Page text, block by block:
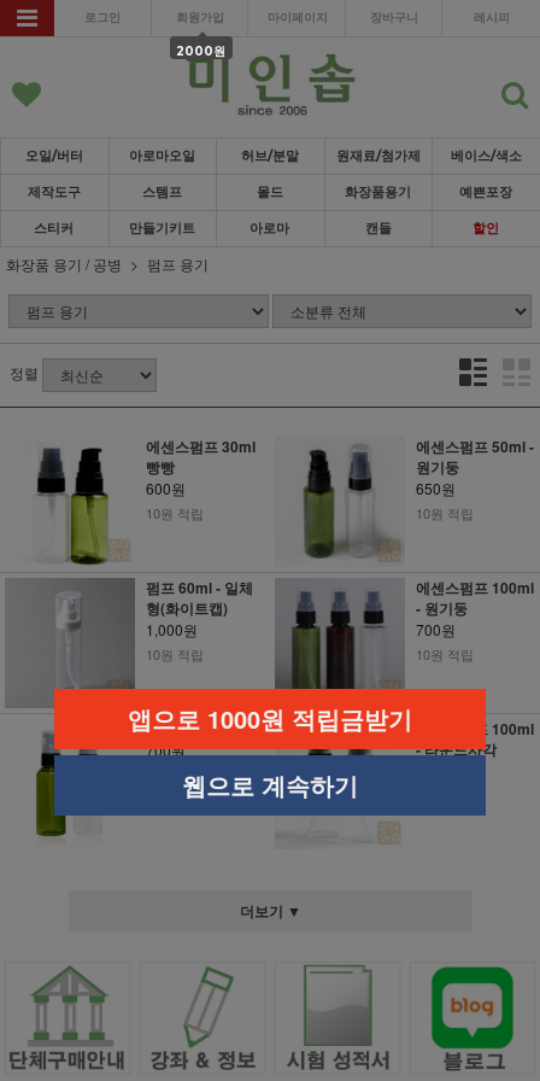
로그인 회원가입
2000원
마이페이지 장바구니 레시피
오일/버터 아로마오일 허브/분말 원재료/첨가제 베이스/색소
제작도구 스템프 몰드 화장품용기 예쁜포장
스티커 만들기키트 아로마 캔들 할인
화장품 용기 / 공병 펌프 용기
정렬
에센스펌프 30ml
빵빵
600원
10원 적립
에센스펌프 50ml -
원기둥
650원
10원 적립
펌프 60ml - 일체
형(화이트캡)
1,000원
10원 적립
에센스펌프 100ml
- 원기둥
700원
10원 적립
에센스펌프 100ml
700원
10원 적립
에센스펌프 100ml
- 라운드사각
더보기 ▼
앱으로 1000원 적립금받기
웹으로 계속하기